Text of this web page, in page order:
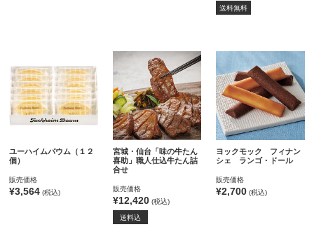
送料無料
ユーハイムバウム（１２
個）
販売価格
¥3,564 (税込)
宮城・仙台「味の牛たん
喜助」職人仕込牛たん詰
合せ
販売価格
¥12,420(税込)
送料込
ヨックモック フィナン
シェ ランゴ・ドール
販売価格
¥2,700 (税込)